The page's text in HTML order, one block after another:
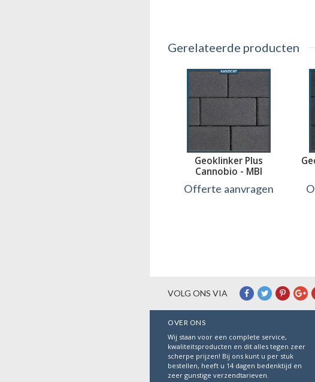
Gerelateerde producten
Geoklinker Plus
Cannobio - MBI
Offerte aanvragen
VOLG ONS VIA
OVER ONS
Wij staan voor een complete service,
kwaliteitsproducten en dit alles tegen zeer
scherpe prijzen! Bij ons kunt u per stuk
bestellen, heeft u 14 dagen bedenktijd en
zeer gunstige verzendtarieven.